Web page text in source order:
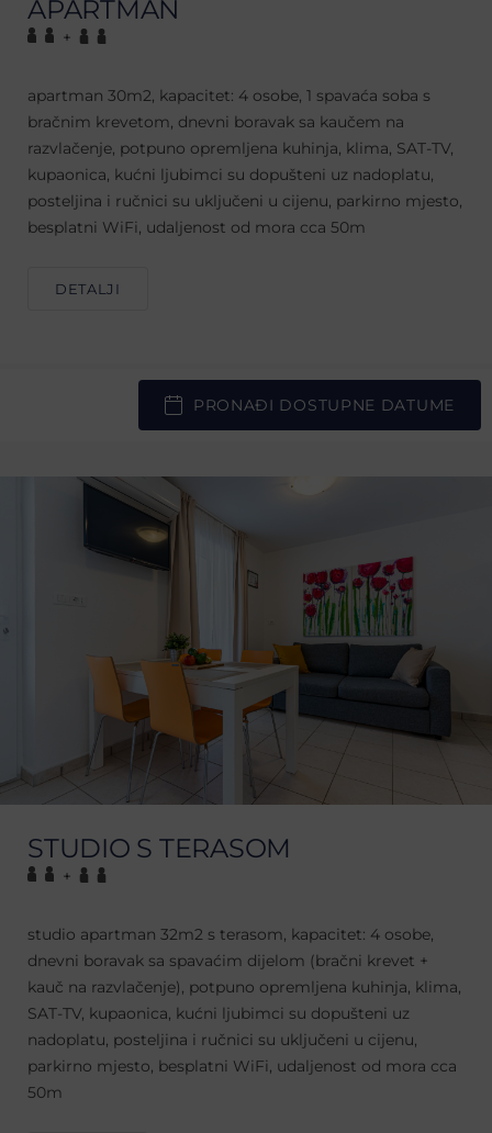
APARTMAN
+
apartman 30m2, kapacitet: 4 osobe, 1 spavaća soba s
bračnim krevetom, dnevni boravak sa kaučem na
razvlačenje, potpuno opremljena kuhinja, klima, SAT-TV,
kupaonica, kućni ljubimci su dopušteni uz nadoplatu,
posteljina i ručnici su uključeni u cijenu, parkirno mjesto,
besplatni WiFi, udaljenost od mora cca 50m
DETALJI
PRONAĐI DOSTUPNE DATUME
STUDIO S TERASOM
+
studio apartman 32m2 s terasom, kapacitet: 4 osobe,
dnevni boravak sa spavaćim dijelom (bračni krevet +
kauč na razvlačenje), potpuno opremljena kuhinja, klima,
SAT-TV, kupaonica, kućni ljubimci su dopušteni uz
nadoplatu, posteljina i ručnici su uključeni u cijenu,
parkirno mjesto, besplatni WiFi, udaljenost od mora cca
50m